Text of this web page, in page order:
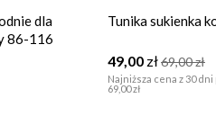
dla
86-116
Tunika sukienka
49,00 zł69,00zł
Najniższa cena z 30
69,00 zł